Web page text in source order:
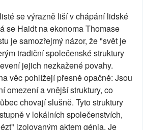
se výrazně liší v chápání lidské
se Haidt na ekonoma Thomase
je samozřejmý názor, že "svět je
tradiční společenské struktury
jejich nezkažené povahy.
věc pohlížejí přesně opačně: Jsou
omezení a vnější struktury, co
chovají slušně. Tyto struktury
v lokálních společenstvích,
izolovaným aktem génia. Je